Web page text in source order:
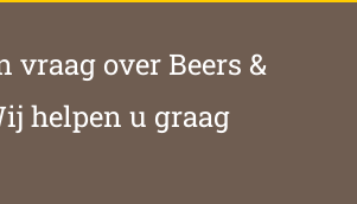
vraag over Beers &
helpen u graag